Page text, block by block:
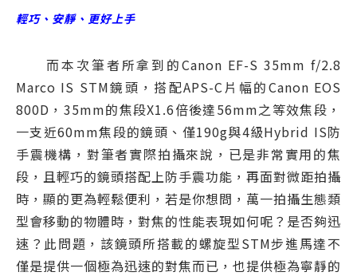
輕巧、安靜、更好上手
而本次筆者所拿到的Canon EF-S 35mm f/2.8
Marco IS STM鏡頭，搭配APS-C片幅的Canon EOS
800D，35mm的焦段X1.6倍後達56mm之等效焦段，
一支近60mm焦段的鏡頭、僅190g與4級Hybrid IS防
手震機構，對筆者實際拍攝來說，已是非常實用的焦
段，且輕巧的鏡頭搭配上防手震功能，再面對微距拍攝
時，顯的更為輕鬆便利，若是你想問，萬一拍攝生態類
型會移動的物體時，對焦的性能表現如何呢？是否夠迅
速？此問題，該鏡頭所搭載的螺旋型STM步進馬達不
僅是提供一個極為迅速的對焦而已，也提供極為寧靜的